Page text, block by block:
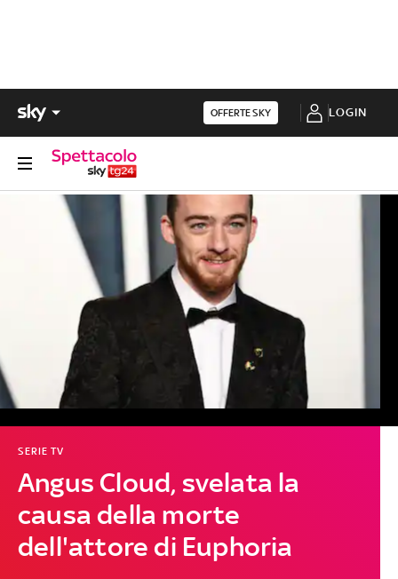
OFFERTE SKY LOGIN
Angus Cloud, svelata la
causa della morte
dell'attore di Euphoria
SERIE TV